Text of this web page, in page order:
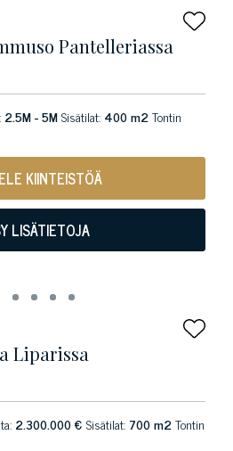
Pantelleriassa
2.5M - 5MSisätilat: 400 m2Tontin
KIINTEISTÖÄ
LISÄTIETOJA
Liparissa
2.300.000 € Sisätilat: 700 m2Tontin